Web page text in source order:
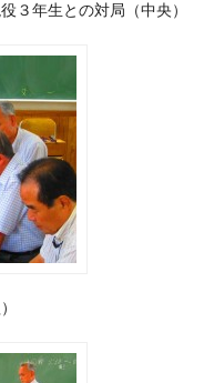
３年生との対局（中央）